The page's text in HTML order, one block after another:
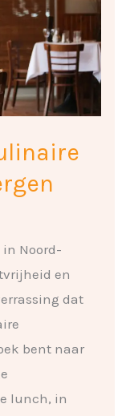
Noord-
en
dat
bent naar
lunch, in